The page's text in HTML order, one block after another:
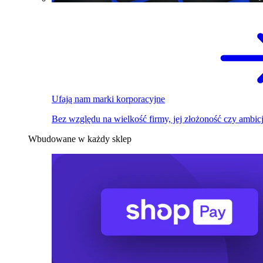
Ufają nam marki korporacyjne
Bez względu na wielkość firmy, jej złożoność czy
Wbudowane w każdy sklep